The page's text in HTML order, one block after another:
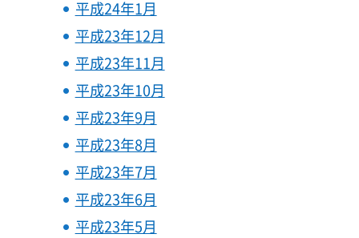
平成24年1月
平成23年12月
平成23年11月
平成23年10月
平成23年9月
平成23年8月
平成23年7月
平成23年6月
平成23年5月